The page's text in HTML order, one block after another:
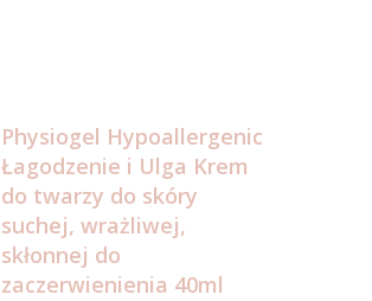
Physiogel Hypoallergenic
Łagodzenie i Ulga Krem
do twarzy do skóry
suchej, wrażliwej,
skłonnej do
zaczerwienienia 40ml